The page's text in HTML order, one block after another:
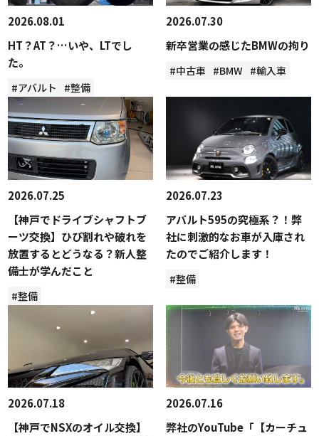
2026.08.01
HT？AT？…いや、LTでし
た。
#アバルト #整備
2026.07.30
新卒営業の感じたBMWの拘り
#中古車 #BMW #輸入車
2026.07.25
【神戸でドライブシャフトブ
ーツ交換】ひび割れや破れを
放置するとどうなる？新人整
備士が学んだこと
#整備
2026.07.23
アバルト595の究極系？！弊
社に刺激的なお車が入庫され
たのでご紹介します！
#整備
2026.07.18
【神戸でNSXのオイル交換】
2026.07.16
弊社のYouTube「【カーチュ